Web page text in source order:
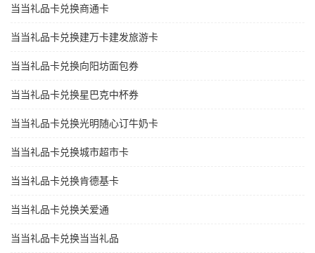
当当礼品卡兑换商通卡
当当礼品卡兑换建万卡建发旅游卡
当当礼品卡兑换向阳坊面包券
当当礼品卡兑换星巴克中杯券
当当礼品卡兑换光明随心订牛奶卡
当当礼品卡兑换城市超市卡
当当礼品卡兑换肯德基卡
当当礼品卡兑换关爱通
当当礼品卡兑换当当礼品